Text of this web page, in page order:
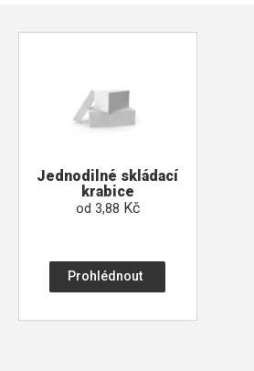
Jednodilné skládací
krabice
od 3,88 Kč
Prohlédnout